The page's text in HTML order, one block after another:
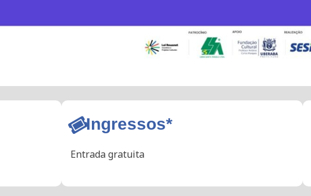
Ingressos*
Entrada gratuita